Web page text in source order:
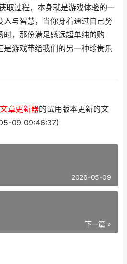
取过程，本身就是游戏体验的一
入与智慧，当你身着通过自己努
时，那份满足感远超单纯的购
是游戏带给我们的另一种珍贵乐
章更新器的试用版本更新的文
09 09:46:37)
2026-05-09
下一篇 »